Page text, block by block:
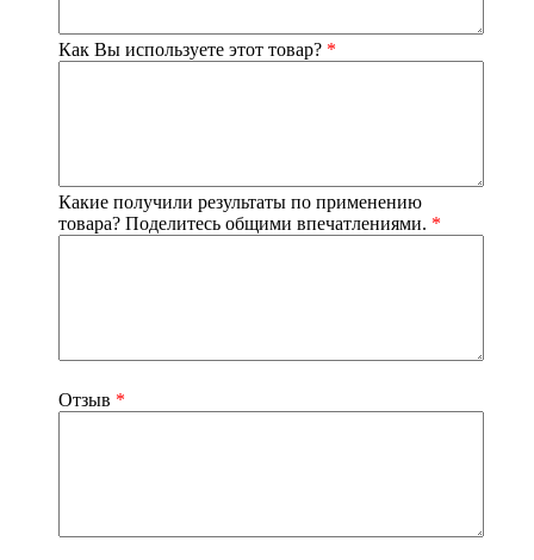
Как Вы используете этот товар? *
Какие получили результаты по применению
товара? Поделитесь общими впечатлениями. *
Отзыв *